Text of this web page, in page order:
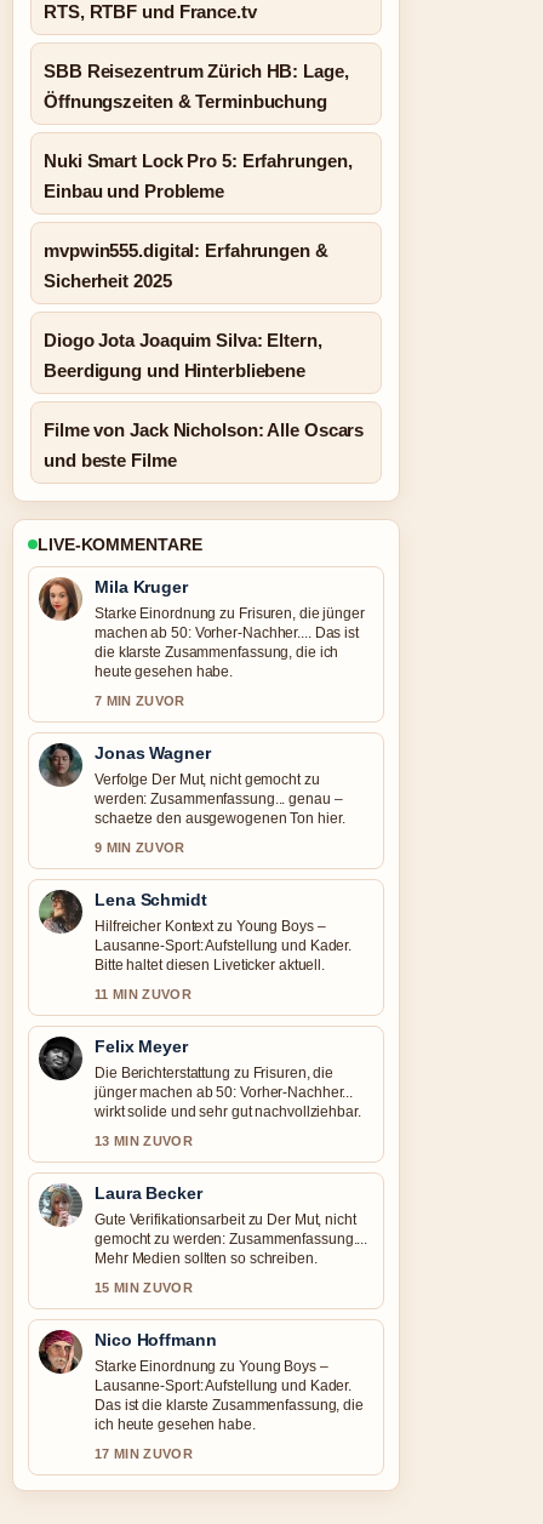
RTS, RTBF und France.tv
SBB Reisezentrum Zürich HB: Lage,
Öffnungszeiten & Terminbuchung
Nuki Smart Lock Pro 5: Erfahrungen,
Einbau und Probleme
mvpwin555.digital: Erfahrungen &
Sicherheit 2025
Diogo Jota Joaquim Silva: Eltern,
Beerdigung und Hinterbliebene
Filme von Jack Nicholson: Alle Oscars
und beste Filme
LIVE-KOMMENTARE
Mila Kruger
Starke Einordnung zu Frisuren, die jünger
machen ab 50: Vorher-Nachher.... Das ist
die klarste Zusammenfassung, die ich
heute gesehen habe.
7 MIN ZUVOR
Jonas Wagner
Verfolge Der Mut, nicht gemocht zu
werden: Zusammenfassung... genau –
schaetze den ausgewogenen Ton hier.
9 MIN ZUVOR
Lena Schmidt
Hilfreicher Kontext zu Young Boys –
Lausanne-Sport: Aufstellung und Kader.
Bitte haltet diesen Liveticker aktuell.
11 MIN ZUVOR
Felix Meyer
Die Berichterstattung zu Frisuren, die
jünger machen ab 50: Vorher-Nachher...
wirkt solide und sehr gut nachvollziehbar.
13 MIN ZUVOR
Laura Becker
Gute Verifikationsarbeit zu Der Mut, nicht
gemocht zu werden: Zusammenfassung....
Mehr Medien sollten so schreiben.
15 MIN ZUVOR
Nico Hoffmann
Starke Einordnung zu Young Boys –
Lausanne-Sport: Aufstellung und Kader.
Das ist die klarste Zusammenfassung, die
ich heute gesehen habe.
17 MIN ZUVOR